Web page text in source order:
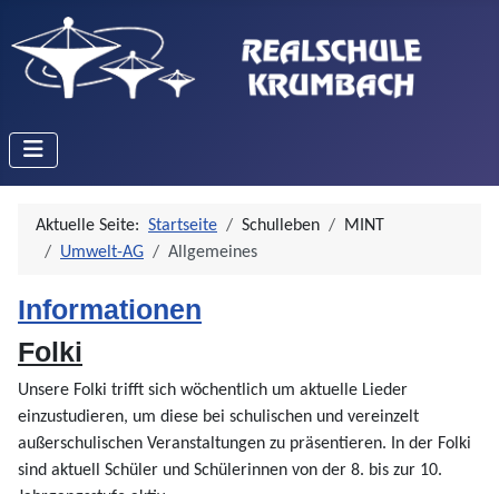
Aktuelle Seite: Startseite Schulleben
MINT
Umwelt-AG
Allgemeines
Informationen
Folki
Unsere Folki trifft sich wöchentlich um aktuelle Lieder
einzustudieren, um diese bei schulischen und vereinzelt
außerschulischen Veranstaltungen zu präsentieren. In der Folki
sind aktuell Schüler und Schülerinnen von der 8. bis zur 10.